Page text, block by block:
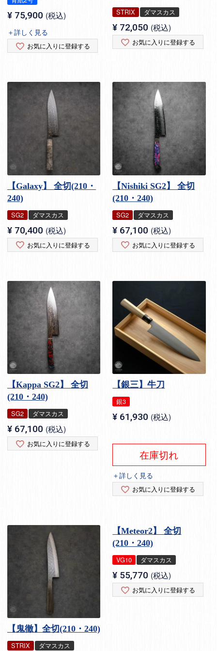
¥ 75,900 税込
＋詳しく見る
お気に入りに登録する
STRIX ダマスカス
¥ 72,050 税込
お気に入りに登録する
【Galaxy】 全切(210・
240)
SG2 ダマスカス
¥ 70,400 税込
お気に入りに登録する
【Nishiki SG2】 全切
(210・240)
SG2 ダマスカス
¥ 67,100 税込
お気に入りに登録する
【Kappa SG2】 全切
(210・240)
SG2 ダマスカス
¥ 67,100 税込
お気に入りに登録する
【銀三】牛刀
銀3
¥ 61,930 税込
在庫切れ
＋詳しく見る
お気に入りに登録する
【鬼徹】全切(210・240)
STRIX ダマスカス
【Meteor2】 全切
(210・240)
VG10 ダマスカス
¥ 55,770 税込
お気に入りに登録する